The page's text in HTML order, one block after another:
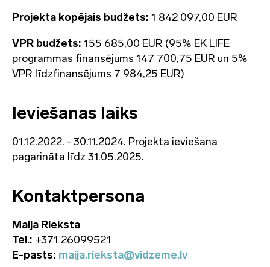
Projekta kopējais budžets: 1 842 097,00 EUR
VPR budžets: 155 685,00 EUR (95% EK LIFE
programmas finansējums 147 700,75 EUR un 5%
VPR līdzfinansējums 7 984,25 EUR)
Ieviešanas laiks
01.12.2022. - 30.11.2024. Projekta ieviešana
pagarināta līdz 31.05.2025.
Kontaktpersona
Maija Rieksta
Tel.: +371 26099521
E-pasts: maija.rieksta@vidzeme.lv